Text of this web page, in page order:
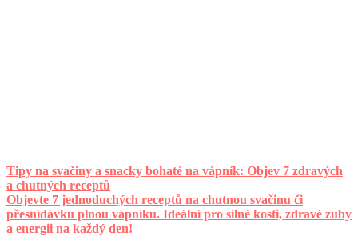
Tipy na svačiny a snacky bohaté na vápník: Objev 7 zdravých
a chutných receptů
Objevte 7 jednoduchých receptů na chutnou svačinu či
přesnídávku plnou vápníku. Ideální pro silné kosti, zdravé zuby
a energii na každý den!